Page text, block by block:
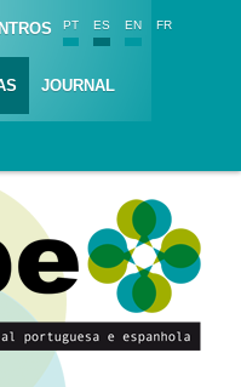
JOURNAL
PT ES EN FR